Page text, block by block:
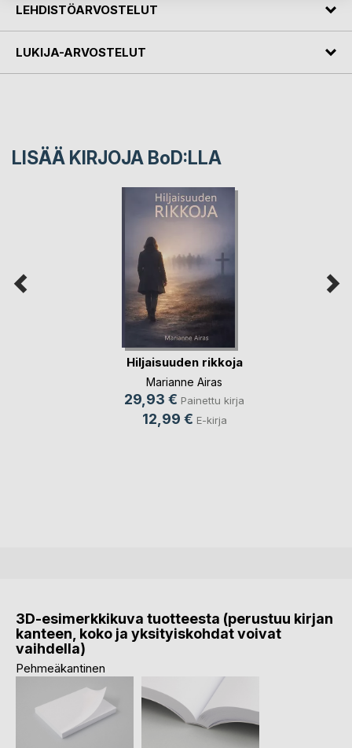
LEHDISTÖARVOSTELUT
LUKIJA-ARVOSTELUT
LISÄÄ KIRJOJA BoD:LLA
Hiljaisuuden rikkoja
Marianne Airas
29,93 € Painettu kirja
12,99 € E-kirja
3D-esimerkkikuva tuotteesta (perustuu kirjan
kanteen, koko ja yksityiskohdat voivat
vaihdella)
Pehmeäkantinen